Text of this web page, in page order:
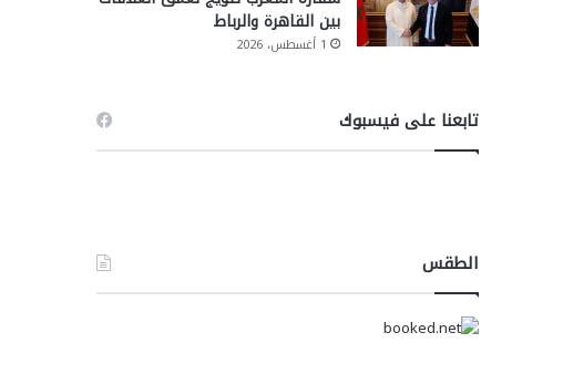
بين القاهرة والرباط
1 أغسطس، 2026
تابعنا على فيسبوك
الطقس